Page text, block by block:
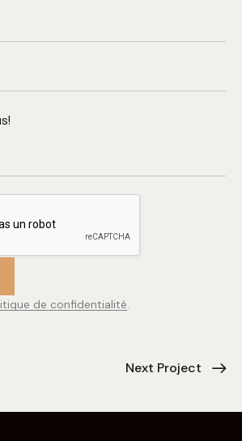
de confidentialité.
Next Project